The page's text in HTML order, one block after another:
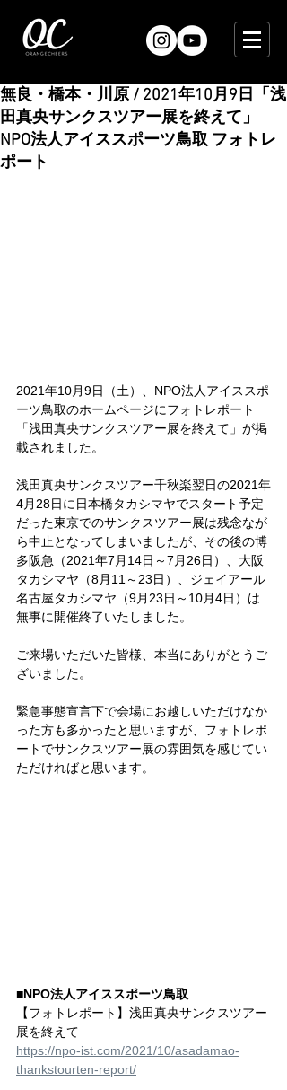
無良・橋本・川原 / 2021年10月9日「浅
田真央サンクスツアー展を終えて」
NPO法人アイススポーツ鳥取 フォトレ
ポート
2021年10月9日（土）、NPO法人アイススポ
ーツ鳥取のホームページにフォトレポート
「浅田真央サンクスツアー展を終えて」が掲
載されました。
浅田真央サンクスツアー千秋楽翌日の2021年
4月28日に日本橋タカシマヤでスタート予定
だった東京でのサンクスツアー展は残念なが
ら中止となってしまいましたが、その後の博
多阪急（2021年7月14日～7月26日）、大阪
タカシマヤ（8月11～23日）、ジェイアール
名古屋タカシマヤ（9月23日～10月4日）は
無事に開催終了いたしました。
ご来場いただいた皆様、本当にありがとうご
ざいました。
緊急事態宣言下で会場にお越しいただけなか
った方も多かったと思いますが、フォトレポ
ートでサンクスツアー展の雰囲気を感じてい
ただければと思います。
■NPO法人アイススポーツ鳥取
【フォトレポート】浅田真央サンクスツアー
展を終えて
https://npo-ist.com/2021/10/asadamao-
thankstourten-report/